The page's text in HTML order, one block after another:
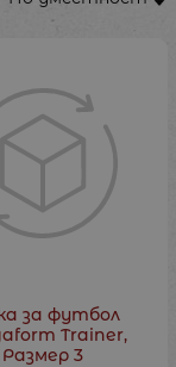
за футбол
Trainer,
Рaзмер 3